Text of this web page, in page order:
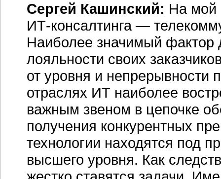
Сергей Кашинский: На мой
ИТ-консалтинга—
Наиболее значимый
лояльности своих
от уровня и непрерывности
отраслях ИТ наиболее
важным звеном в цепочке
получения конкурентных
технологии находятся под
высшего уровня. Как